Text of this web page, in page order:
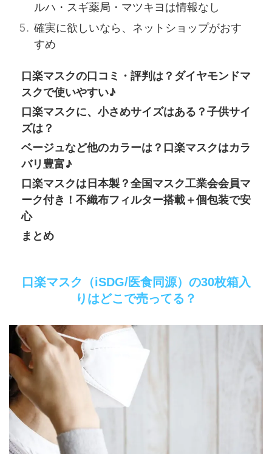
ルハ・スギ薬局・マツキヨは情報なし
確実に欲しいなら、ネットショップがおす
すめ
口楽マスクの口コミ・評判は？ダイヤモンドマ
スクで使いやすい♪
口楽マスクに、小さめサイズはある？子供サイ
ズは？
ベージュなど他のカラーは？口楽マスクはカラ
バリ豊富♪
口楽マスクは日本製？全国マスク工業会会員マ
ーク付き！不織布フィルター搭載＋個包装で安
心
まとめ
口楽マスク（iSDG/医食同源）の30枚箱入
りはどこで売ってる？